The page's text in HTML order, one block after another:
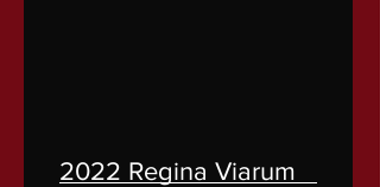
2022 Regina Viarum